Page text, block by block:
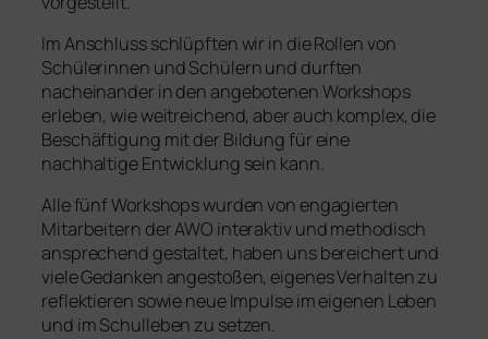
Im Anschluss schlüpften wir in die Rollen von
Schülerinnen und Schülern und durften
nacheinander in den angebotenen Workshops
erleben, wie weitreichend, aber auch komplex, die
Beschäftigung mit der Bildung für eine
nachhaltige Entwicklung sein kann.
Alle fünf Workshops wurden von engagierten
Mitarbeitern der AWO interaktiv und methodisch
ansprechend gestaltet, haben uns bereichert und
viele Gedanken angestoßen, eigenes Verhalten zu
reflektieren sowie neue Impulse im eigenen Leben
und im Schulleben zu setzen.